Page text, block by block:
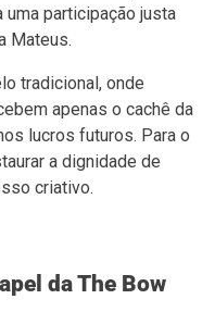
participação justa
Mateus.
tradicional, onde
apenas o cachê da
lucros futuros. Para o
a dignidade de
criativo.
da The Bow